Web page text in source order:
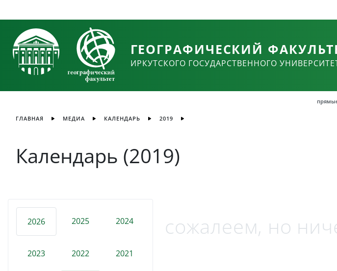
ГЕОГРАФИЧЕСКИЙ
ИРКУТСКОГО ГОСУДАРСТВЕННОГО
ГЛАВНАЯ МЕДИА КАЛЕНДАРЬ 2019
Календарь (2019)
2026 2025 2024
2023 2022 2021
сожалеем, но